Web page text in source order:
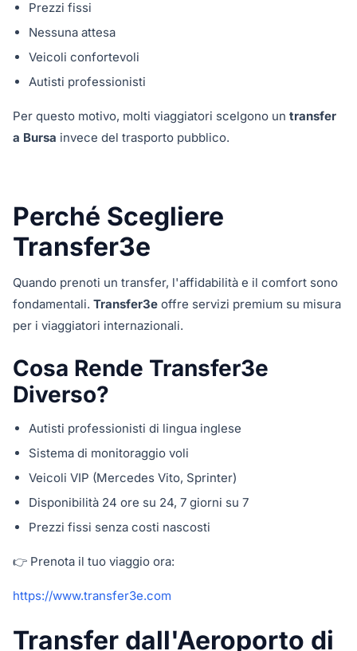
Prezzi fissi
Nessuna attesa
Veicoli confortevoli
Autisti professionisti
Per questo motivo, molti viaggiatori scelgono un transfer
a Bursa invece del trasporto pubblico.
Perché Scegliere
Transfer3e
Quando prenoti un transfer, l'affidabilità e il comfort sono
fondamentali. Transfer3e offre servizi premium su misura
per i viaggiatori internazionali.
Cosa Rende Transfer3e
Diverso?
Autisti professionisti di lingua inglese
Sistema di monitoraggio voli
Veicoli VIP (Mercedes Vito, Sprinter)
Disponibilità 24 ore su 24, 7 giorni su 7
Prezzi fissi senza costi nascosti
👉 Prenota il tuo viaggio ora:
https://www.transfer3e.com
Transfer dall'Aeroporto di